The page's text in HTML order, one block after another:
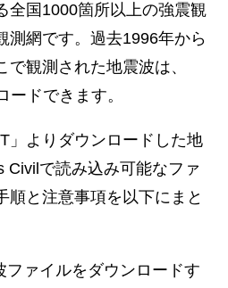
全国1000箇所以上の強震観
測網です。過去1996年から
観測された地震波は、
ドできます。
よりダウンロードした地
Civilで読み込み可能なファ
順と注意事項を以下にまと
ファイルをダウンロードす